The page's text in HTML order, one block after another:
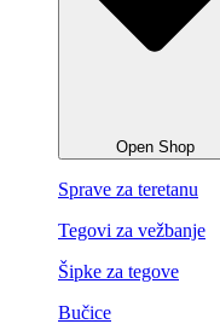
Open Shop
Sprave za teretanu
Tegovi za vežbanje
Šipke za tegove
Bučice